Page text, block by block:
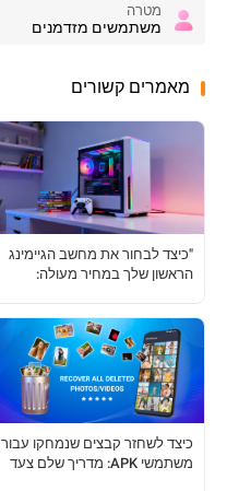
מטרה
משתמשים מזדמנים
מאמרים קשורים
"כיצד לבחור את מחשב הגיימינג
הראשון שלך במחיר מעולה:
כיצד לשחזר קבצים שנמחקו עבור
משתמשי APK: מדריך שלם צעד